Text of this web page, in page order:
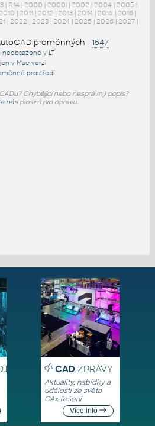
| R14 | 2000 | 2000i | 2002 | 2004 | 2005 |
2010 | 2011 | 2012 | 2013 | 2014 | 2015 | 2016 |
| 2022 | 2023 | 2024 | 2025 | 2026 | 2027 |
proměnných - 1547
neobsažené v LT
jen v Mac verzi
prostředí
Chybějící nebo nesprávný popis?
násprosím pro opravu.
CADZPRÁVY
Aktuality, nabídky a
události ze světa
CAx řešení
Více info